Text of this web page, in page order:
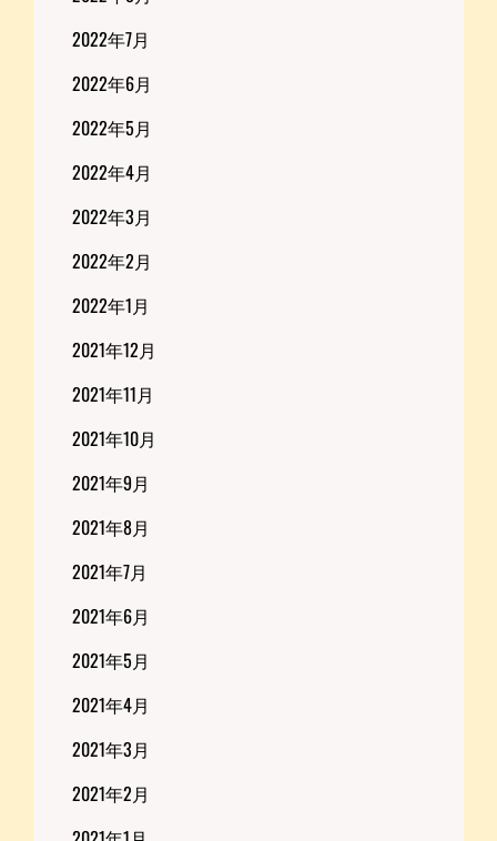
2022年7月
2022年6月
2022年5月
2022年4月
2022年3月
2022年2月
2022年1月
2021年12月
2021年11月
2021年10月
2021年9月
2021年8月
2021年7月
2021年6月
2021年5月
2021年4月
2021年3月
2021年2月